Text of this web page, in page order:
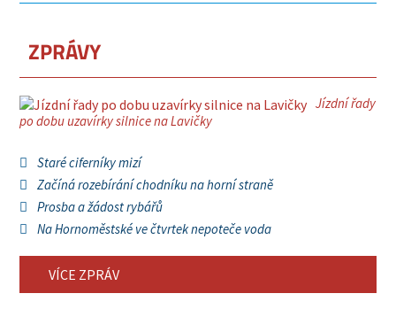
ZPRÁVY
Jízdní řady
po dobu uzavírky silnice na Lavičky
Staré ciferníky mizí
Začíná rozebírání chodníku na horní straně
Prosba a žádost rybářů
Na Hornoměstské ve čtvrtek nepoteče voda
VÍCE ZPRÁV